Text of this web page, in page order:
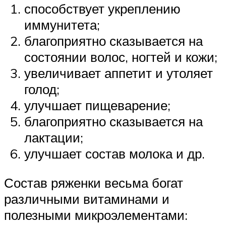
способствует укреплению
иммунитета;
благоприятно сказывается на
состоянии волос, ногтей и кожи;
увеличивает аппетит и утоляет
голод;
улучшает пищеварение;
благоприятно сказывается на
лактации;
улучшает состав молока и др.
Состав ряженки весьма богат
различными витаминами и
полезными микроэлементами: